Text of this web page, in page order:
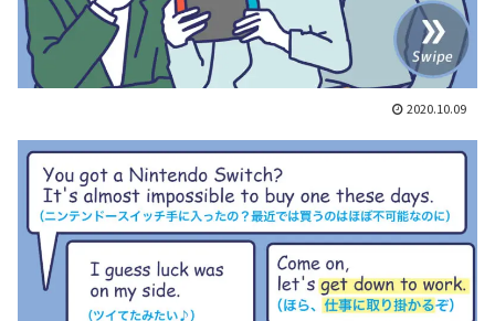
2020.10.09